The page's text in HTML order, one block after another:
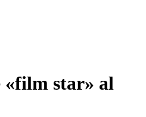
«film star» al